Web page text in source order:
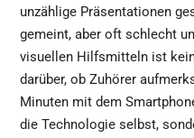
unzählige Präsentationen
gemeint, aber oft schlecht
visuellen Hilfsmitteln ist
darüber, ob Zuhörer
Minuten mit dem
die Technologie selbst,